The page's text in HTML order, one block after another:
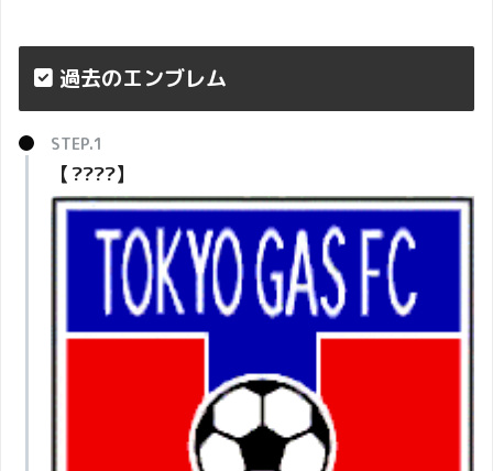
過去のエンブレム
【????】